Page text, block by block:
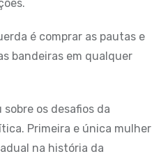
é comprar as pautas e
bandeiras em qualquer
os desafios da
Primeira e única mulher
na história da